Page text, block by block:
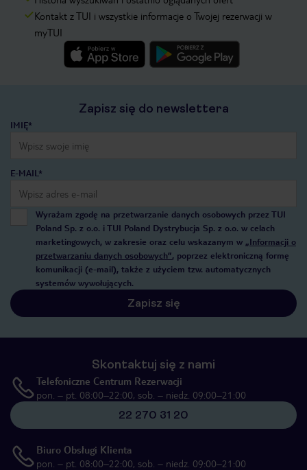
Kontakt z TUI i wszystkie informacje o Twojej rezerwacji w
myTUI
Zapisz się do newslettera
IMIĘ*
E-MAIL*
Wyrażam zgodę na przetwarzanie danych osobowych przez TUI
Poland Sp. z o.o. i TUI Poland Dystrybucja Sp. z o.o. w celach
marketingowych, w zakresie oraz celu wskazanym w „Informacji o
przetwarzaniu danych osobowych”, poprzez elektroniczną formę
komunikacji (e-mail), także z użyciem tzw. automatycznych
systemów wywołujących.
Zapisz się
Skontaktuj się z nami
Telefoniczne Centrum Rezerwacji
pon. – pt. 08:00–22:00, sob. – niedz. 09:00–21:00
22 270 31 20
Biuro Obsługi Klienta
pon. – pt. 08:00–22:00, sob. – niedz. 09:00–21:00